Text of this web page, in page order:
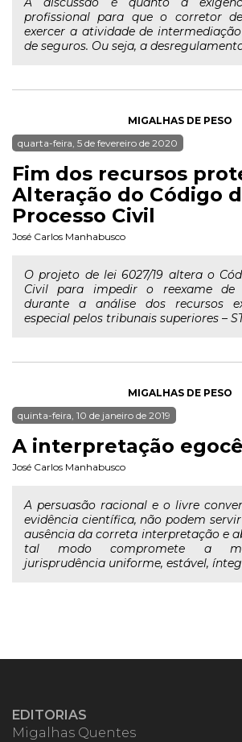
profissional para que o corretor
exercer a atividade de
de seguros. Ou seja, a
MIGALHAS DE PESO
quarta-feira, 5 de fevereiro de 2020
Fim dos recursos
Alteração do Código
Processo Civil
José Carlos Manhabusco
O projeto de lei 6027/19 altera o
Civil para impedir o reexame de
durante a análise dos recursos
especial pelos tribunais superiores –
MIGALHAS DE PESO
quinta-feira, 10 de janeiro de 2019
A interpretação
José Carlos Manhabusco
A persuasão racional e o livre
evidência científica, não podem
ausência da correta interpretação e
tal modo compromete a
jurisprudência uniforme, estável,
EDITORIAS
Migalhas Quentes